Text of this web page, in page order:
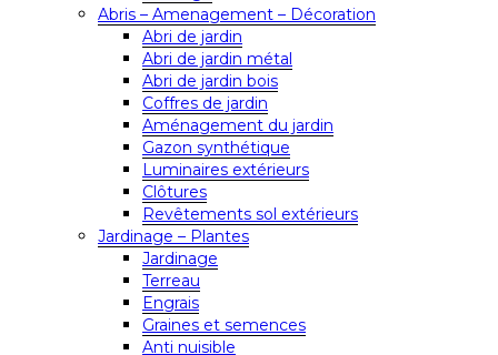
Abris – Amenagement – Décoration
Abri de jardin
Abri de jardin métal
Abri de jardin bois
Coffres de jardin
Aménagement du jardin
Gazon synthétique
Luminaires extérieurs
Clôtures
Revêtements sol extérieurs
Jardinage – Plantes
Jardinage
Terreau
Engrais
Graines et semences
Anti nuisible